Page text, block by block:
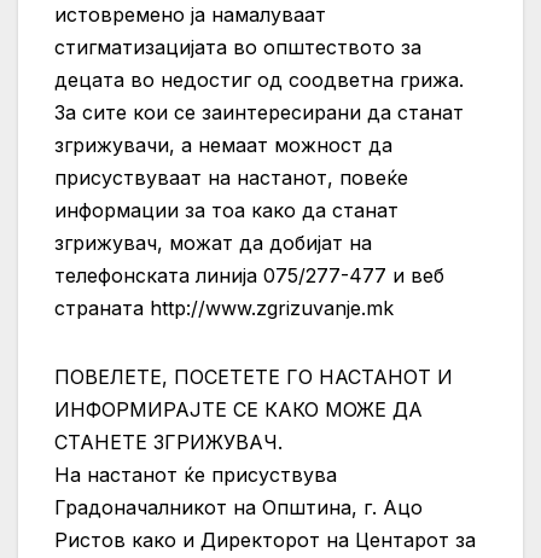
истовремено ја намалуваат
стигматизацијата во општеството за
децата во недостиг од соодветна грижа.
За сите кои се заинтересирани да станат
згрижувачи, а немаат можност да
присуствуваат на настанот, повеќе
информации за тоа како да станат
згрижувач, можат да добијат на
телефонскaта линија 075/277-477 и веб
страната http://www.zgrizuvanje.mk
ПОВЕЛЕТЕ, ПОСЕТЕТЕ ГО НАСТАНОТ И
ИНФОРМИРАЈТЕ СЕ КАКО МОЖЕ ДА
СТАНЕТЕ ЗГРИЖУВАЧ.
На настанот ќе присуствува
Градоначалникот на Општина, г. Ацо
Ристов како и Директорот на Центарот за